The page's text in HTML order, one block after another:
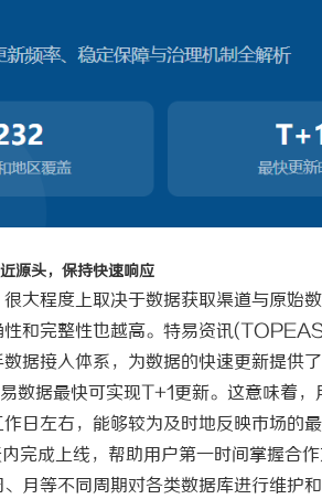
源头，保持快速响应
大程度上取决于数据获取渠道与原始
和完整性也越高。 特易资讯
据接入体系，为数据的快速更新提供
数据最快可实现T+1更新。这意味着
日左右，能够较为及时地反映市场的
完成上线，帮助用户第一时间掌握合
月等不同周期对各类数据库进行维护